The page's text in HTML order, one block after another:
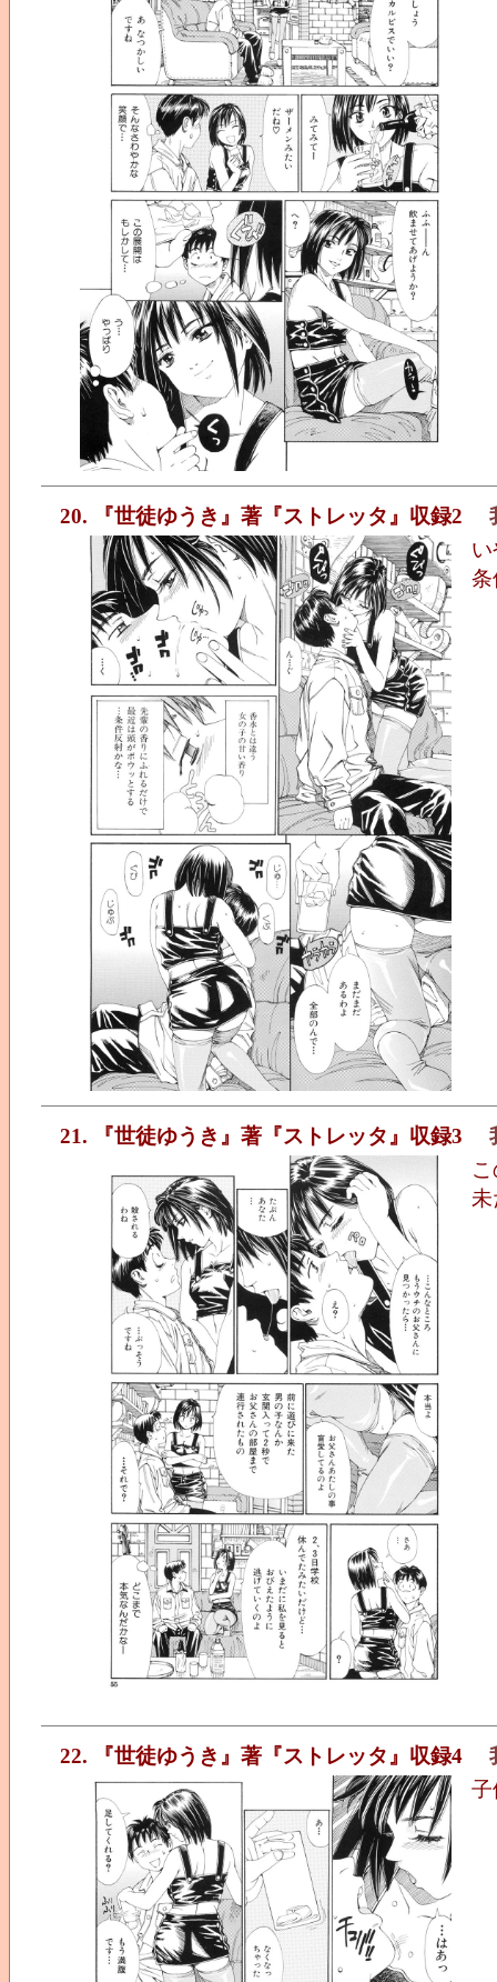
20. 『世徒ゆうき』著『ストレッタ』収録2
21. 『世徒ゆうき』著『ストレッタ』収録3
22. 『世徒ゆうき』著『ストレッタ』収録4
子